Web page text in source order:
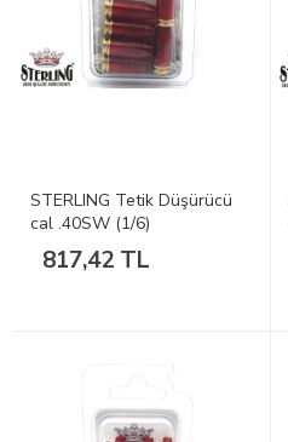
STERLING Tetik Düşürücü
cal .40SW (1/6)
817,42 TL